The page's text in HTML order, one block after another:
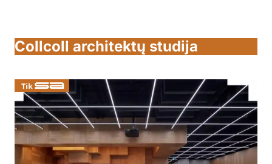
Collcoll architektų studija